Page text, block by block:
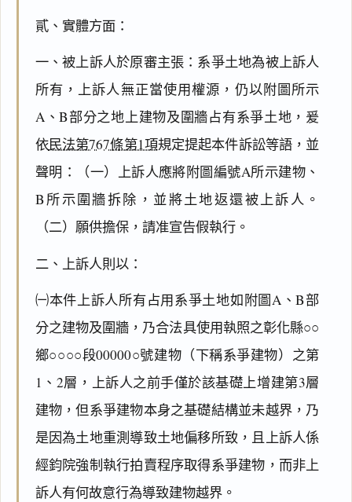
貳、實體方面：
一、被上訴人於原審主張：系爭土地為被上訴人
所有，上訴人無正當使用權源，仍以附圖所示
A、B部分之地上建物及圍牆占有系爭土地，爰
依民法第767條第1項規定提起本件訴訟等語，並
聲明：（一）上訴人應將附圖編號A所示建物、
B所示圍牆拆除，並將土地返還被上訴人。
（二）願供擔保，請准宣告假執行。
二、上訴人則以：
㈠本件上訴人所有占用系爭土地如附圖A、B部
分之建物及圍牆，乃合法具使用執照之彰化縣○○
鄉○○○○段00000○號建物（下稱系爭建物）之第
1、2層，上訴人之前手僅於該基礎上增建第3層
建物，但系爭建物本身之基礎結構並未越界，乃
是因為土地重測導致土地偏移所致，且上訴人係
經鈞院強制執行拍賣程序取得系爭建物，而非上
訴人有何故意行為導致建物越界。